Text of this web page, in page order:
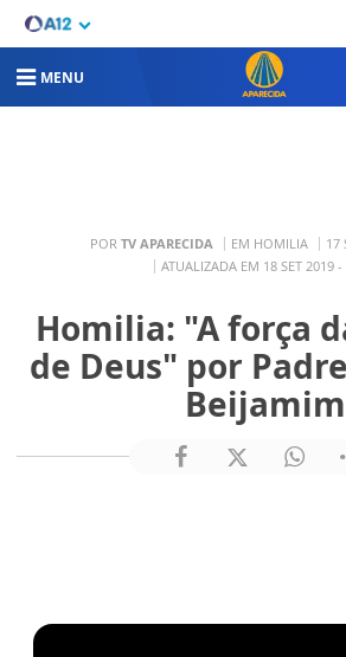
MENU
POR TV APARECIDA EM HOMILIA
17
ATUALIZADA EM 18 SET 2019
Homilia: "A força
de Deus" por
Beijamim